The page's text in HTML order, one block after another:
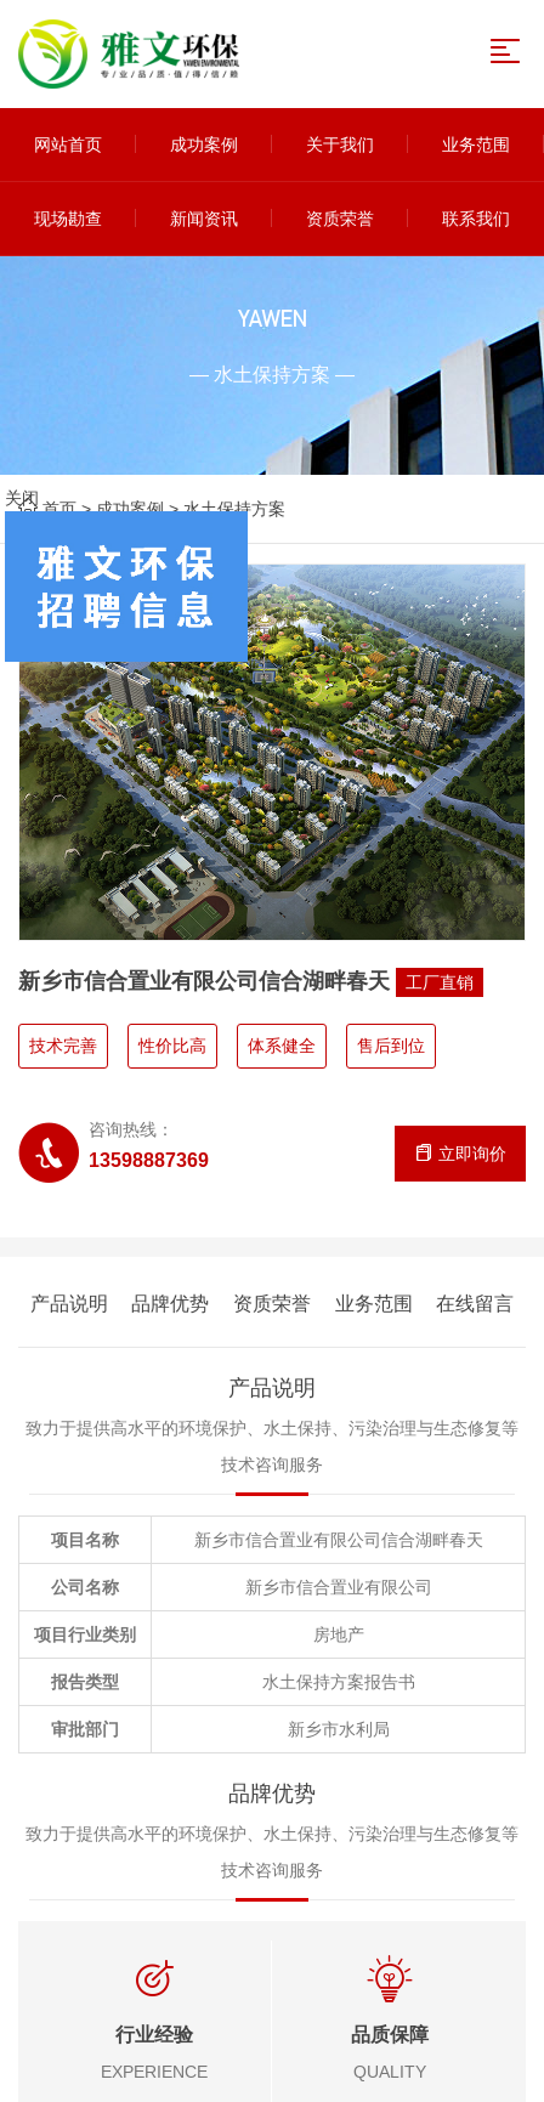
网站首页 成功案例 关于我们 业务范围
现场勘查 新闻资讯 资质荣誉 联系我们
YAWEN
— 水土保持方案 —
首页>成功案例>水土保持方案
新乡市信合置业有限公司信合湖畔春天 工厂直销
技术完善 性价比高 体系健全 售后到位
咨询热线：
13598887369 立即询价
产品说明 品牌优势 资质荣誉 业务范围 在线留言
产品说明
致力于提供高水平的环境保护、水土保持、污染治理与生态修复等
技术咨询服务
项目名称 新乡市信合置业有限公司信合湖畔春天
公司名称 新乡市信合置业有限公司
项目行业类别 房地产
报告类型 水土保持方案报告书
审批部门 新乡市水利局
品牌优势
致力于提供高水平的环境保护、水土保持、污染治理与生态修复等
技术咨询服务
行业经验
EXPERIENCE
品质保障
QUALITY
关闭